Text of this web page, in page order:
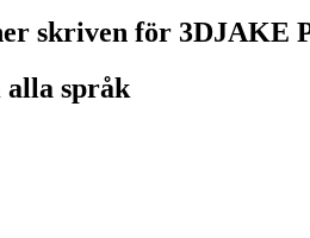
skriven för 3DJAKE
alla språk